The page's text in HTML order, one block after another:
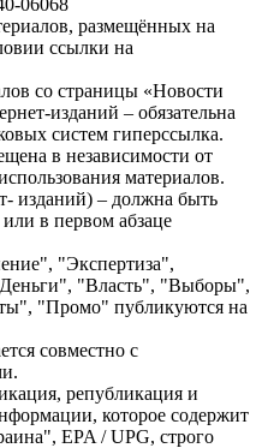
размещённых на
ссылки на
со страницы «Новости
изданий – обязательна
систем гиперссылка.
в независимости от
материалов.
изданий) – должна быть
в первом абзаце
"Экспертиза",
"Власть", "Выборы",
"Промо" публикуются на
совместно с
републикация и
которое содержит
EPA / UPG, строго